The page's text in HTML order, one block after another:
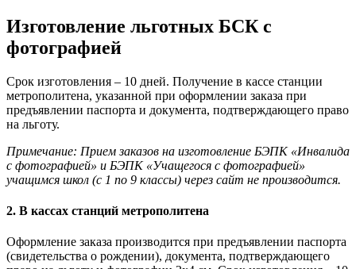
Изготовление льготных БСК с
фотографией
Срок изготовления – 10 дней. Получение в кассе станции
метрополитена, указанной при оформлении заказа при
предъявлении паспорта и документа, подтверждающего право
на льготу.
Примечание: Прием заказов на изготовление БЭПК «Инвалида
с фотографией» и БЭПК «Учащегося с фотографией»
учащимся школ (с 1 по 9 классы) через сайт не производится.
2. В кассах станций метрополитена
Оформление заказа производится при предъявлении паспорта
(свидетельства о рождении), документа, подтверждающего